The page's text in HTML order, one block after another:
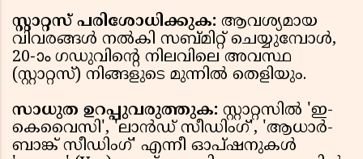
സ്റ്റാറ്റസ് പരിശോധിക്കുക: ആവശ്യമായ
വിവരങ്ങൾ നൽകി സബ്മിറ്റ് ചെയ്യുമ്പോൾ,
20-ാം ഗഡുവിന്‍റെ നിലവിലെ അവസ്ഥ
(സ്റ്റാറ്റസ്) നിങ്ങളുടെ മുന്നിൽ തെളിയും.
സാധുത ഉറപ്പുവരുത്തുക: സ്റ്റാറ്റസിൽ 'ഇ-
കെവൈസി', 'ലാൻഡ് സീഡിംഗ്', 'ആധാർ-
ബാങ്ക് സീഡിംഗ്' എന്നീ ഓപ്ഷനുകൾ